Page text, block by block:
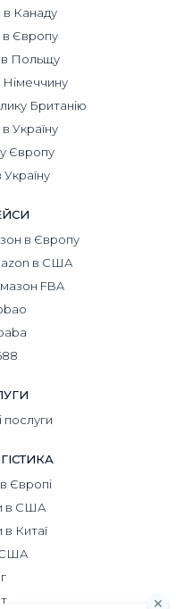
в Канаду
в Європу
в Польщу
Німеччину
Британію
Україну
Європу
Україну
в Європу
в США
FBA
Європі
в США
в Китаї
США